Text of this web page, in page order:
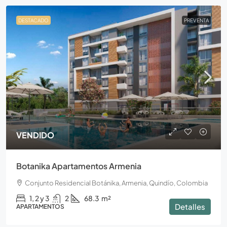
DESTACADO PREVENTA
VENDIDO
Botanika Apartamentos Armenia
Conjunto Residencial Botánika, Armenia, Quindío, Colombia
1, 2 y 3 2 68.3 m²
APARTAMENTOS Detalles